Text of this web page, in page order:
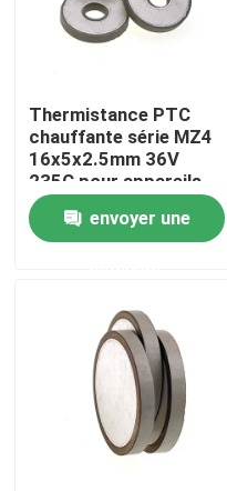
Visite de l'usine
Nous contacter
Nouvelles
Thermistance de ptc
Puce de chauffage PTC
Thermistance PTC
chauffante série MZ4
16x5x2.5mm 36V
235C pour appareils
automobiles
envoyer une